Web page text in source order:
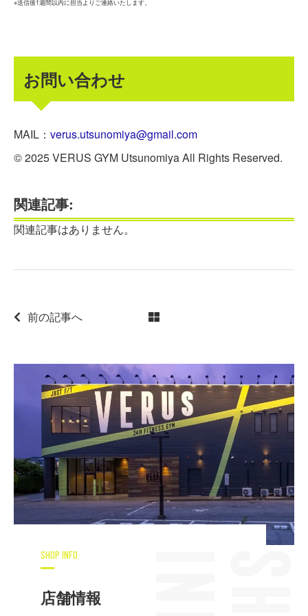
※送信後1週間以内に担当よりご連絡いたします。
お問い合わせ
MAIL： verus.utsunomiya@gmail.com
© 2025 VERUS GYM Utsunomiya All Rights Reserved.
関連記事:
関連記事はありません。
前の記事へ
SHOP INFO
店舗情報